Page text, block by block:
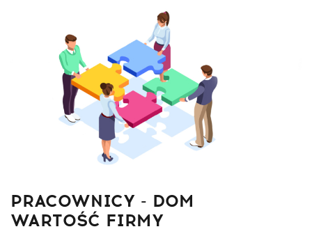
PRACOWNICY - DOM
WARTOŚĆ FIRMY